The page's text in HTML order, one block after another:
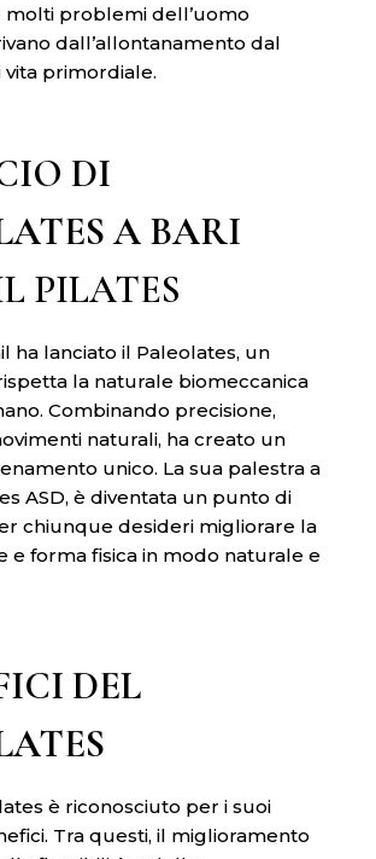
molti problemi dell’uomo
dall’allontanamento dal
primordiale.
DI
A BARI
PILATES
ha lanciato il Paleolates, un
la naturale biomeccanica
Combinando precisione,
naturali, ha creato un
unico. La sua palestra a
ASD, è diventata un punto di
chiunque desideri migliorare la
e forma fisica in modo naturale e
DEL
è riconosciuto per i suoi
Tra questi, il miglioramento